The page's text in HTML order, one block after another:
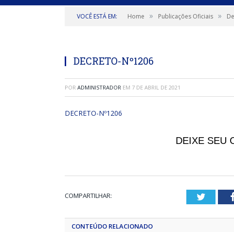
VOCÊ ESTÁ EM: Home » Publicações Oficiais »
DECRETO-Nº1206
POR ADMINISTRADOR EM 7 DE ABRIL DE 2021
DECRETO-Nº1206
DEIXE SEU
COMPARTILHAR: Twitter
CONTEÚDO RELACIONADO